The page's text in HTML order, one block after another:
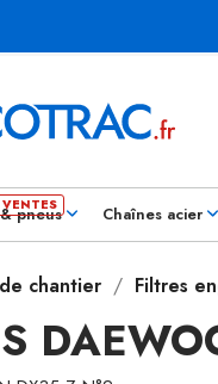
pneus Chaînes acier
chantier Filtres